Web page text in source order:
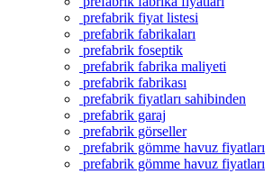
prefabrik fiyat listesi
prefabrik fabrikaları
prefabrik foseptik
prefabrik fabrika maliyeti
prefabrik fabrikası
prefabrik fiyatları sahibinden
prefabrik garaj
prefabrik görseller
prefabrik gömme havuz fiyatları
prefabrik gömme havuz fiyatları